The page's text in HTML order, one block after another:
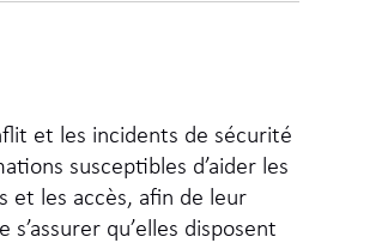
et les incidents de sécurité
susceptibles d’aider les
et les accès, afin de leur
qu’elles disposent